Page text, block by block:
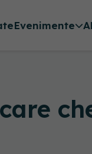
Evenimente